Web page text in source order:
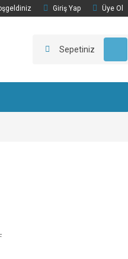
Giriş Yap Üye Ol
Sepetiniz